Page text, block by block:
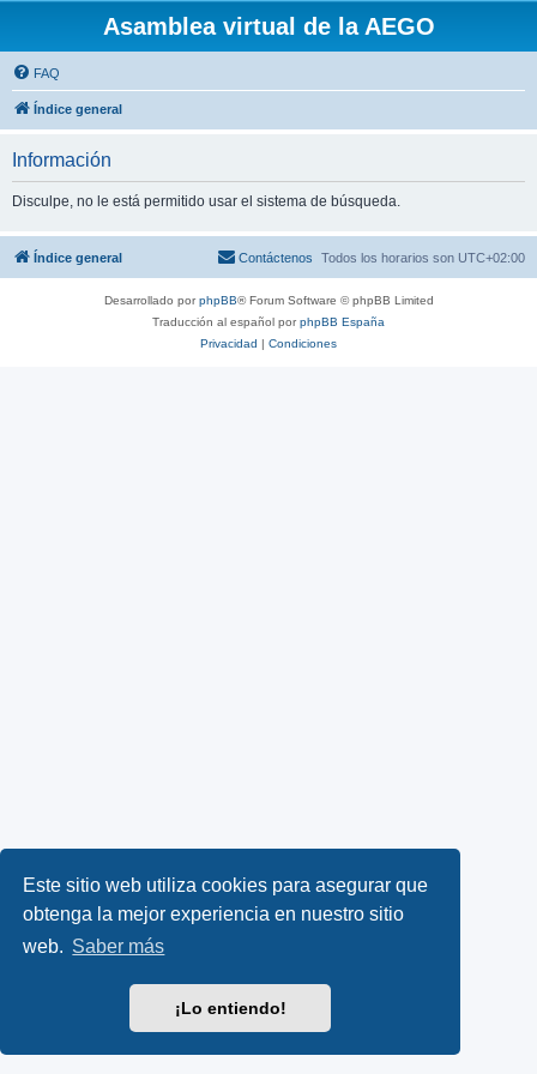
Este sitio web utiliza cookies para asegurar que
obtenga la mejor experiencia en nuestro sitio
web. Saber más
¡Lo entiendo!
Asamblea virtual de la AEGO
FAQ
Índice general
Información
Disculpe, no le está permitido usar el sistema de búsqueda.
Índice general Todos los horarios son UTC+02:00
Contáctenos
Desarrollado porphpBB® Forum Software © phpBB Limited
Traducción al español porphpBB España
Privacidad | Condiciones